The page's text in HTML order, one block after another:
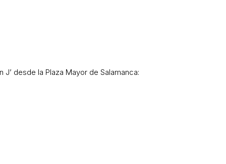
desde la Plaza Mayor de Salamanca: